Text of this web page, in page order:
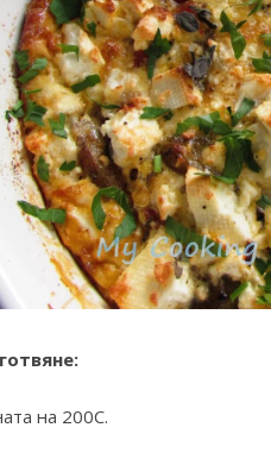
на 200С.